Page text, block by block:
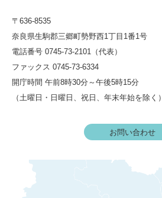
〒636-8535
奈良県生駒郡三郷町勢野西1丁目1番1号
電話番号 0745-73-2101（代表）
ファックス 0745-73-6334
開庁時間 午前8時30分～午後5時15分
（土曜日・日曜日、祝日、年末年始を除く）
お問い合わせ